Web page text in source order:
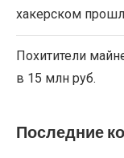
хакерском
Похитители
в 15 млн руб.
Последние